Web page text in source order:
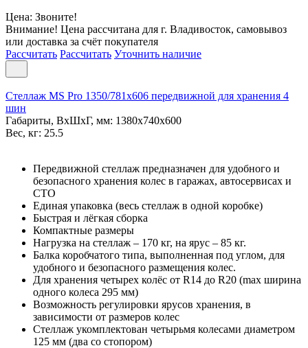
Цена: Звоните!
Внимание! Цена рассчитана для г. Владивосток, самовывоз
или доставка за счёт покупателя
Рассчитать Рассчитать Уточнить наличие
Стеллаж MS Pro 1350/781x606 передвижной для хранения 4
шин
Габариты, ВxШxГ, мм: 1380x740x600
Вес, кг: 25.5
Передвижной стеллаж предназначен для удобного и
безопасного хранения колес в гаражах, автосервисах и
СТО
Единая упаковка (весь стеллаж в одной коробке)
Быстрая и лёгкая сборка
Компактные размеры
Нагрузка на стеллаж – 170 кг, на ярус – 85 кг.
Балка коробчатого типа, выполненная под углом, для
удобного и безопасного размещения колес.
Для хранения четырех колёс от R14 до R20 (max ширина
одного колеса 295 мм)
Возможность регулировки ярусов хранения, в
зависимости от размеров колес
Стеллаж укомплектован четырьмя колесами диаметром
125 мм (два со стопором)